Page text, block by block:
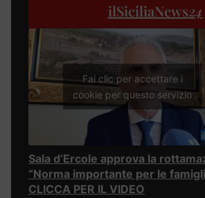
ilSiciliaNews24
Fai clic per accettare i
cookie per questo servizio
Sala d’Ercole approva la
“Norma importante per le
CLICCA PER IL VIDEO